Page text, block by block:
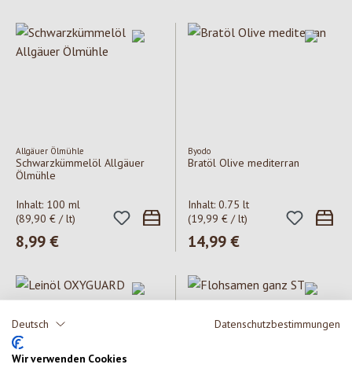
Deutsch Datenschutzbestimmungen
Wir verwenden Cookies
Allgäuer Ölmühle
Schwarzkümmelöl Allgäuer
Ölmühle
Inhalt: 100 ml
(89,90 € / lt)
Regulärer Preis:
8,99 €
Byodo
Bratöl Olive mediterran
Inhalt: 0.75 lt
(19,99 € / lt)
Regulärer Preis:
14,99 €